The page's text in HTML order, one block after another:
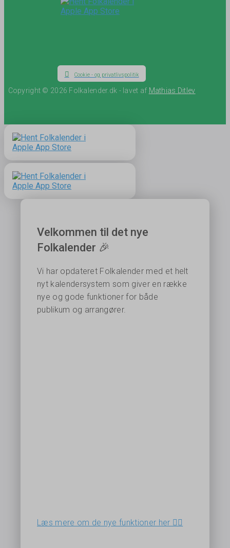
Cookie - og privatlivspolitik
Copyright © 2026 Folkalender.dk - lavet af Mathias Ditlev
Velkommen til det nye
Folkalender 🎉
Vi har opdateret Folkalender med et helt
nyt kalendersystem som giver en række
nye og gode funktioner for både
publikum og arrangører.
Læs mere om de nye funktioner her 👉🏻